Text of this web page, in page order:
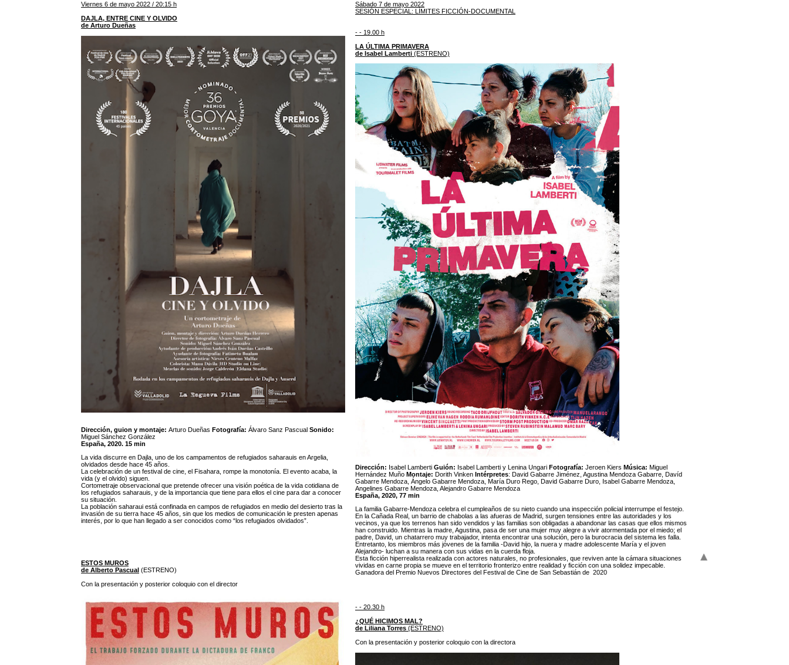
Viernes 6 de mayo 2022 / 20:15 h
DAJLA, ENTRE CINE Y OLVIDO
de Arturo Dueñas
Dirección, guion y montaje: Arturo Dueñas Fotografía: Álvaro Sanz Pascual Sonido:
Miguel Sánchez González
España, 2020. 15 min
La vida discurre en Dajla, uno de los campamentos de refugiados saharauis en Argelia,
olvidados desde hace 45 años.
La celebración de un festival de cine, el Fisahara, rompe la monotonía. El evento acaba, la
vida (y el olvido) siguen.
Cortometraje observacional que pretende ofrecer una visión poética de la vida cotidiana de
los refugiados saharauis, y de la importancia que tiene para ellos el cine para dar a conocer
su situación.
La población saharaui está confinada en campos de refugiados en medio del desierto tras la
invasión de su tierra hace 45 años, sin que los medios de comunicación le presten apenas
interés, por lo que han llegado a ser conocidos como “los refugiados olvidados”.
ESTOS MUROS
de Alberto Pascual (ESTRENO)
Con la presentación y posterior coloquio con el director
Sábado 7 de mayo 2022
SESIÓN ESPECIAL: LÍMITES FICCIÓN-DOCUMENTAL
- - 19.00 h
LA ÚLTIMA PRIMAVERA
de Isabel Lamberti (ESTRENO)
Dirección: Isabel Lamberti Guión: Isabel Lamberti y Lenina Ungari Fotografía: Jeroen Kiers Música: Miguel
Hernández Muño Montaje: Dorith Vinken Intérpretes: David Gabarre Jiménez, Agustina Mendoza Gabarre, Davíd
Gabarre Mendoza, Ángelo Gabarre Mendoza, María Duro Rego, David Gabarre Duro, Isabel Gabarre Mendoza,
Angelines Gabarre Mendoza, Alejandro Gabarre Mendoza
España, 2020, 77 min
La familia Gabarre-Mendoza celebra el cumpleaños de su nieto cuando una inspección policial interrumpe el festejo.
En la Cañada Real, un barrio de chabolas a las afueras de Madrid, surgen tensiones entre las autoridades y los
vecinos, ya que los terrenos han sido vendidos y las familias son obligadas a abandonar las casas que ellos mismos
han construido. Mientras la madre, Agustina, pasa de ser una mujer muy alegre a vivir atormentada por el miedo; el
padre, David, un chatarrero muy trabajador, intenta encontrar una solución, pero la burocracia del sistema les falla.
Entretanto, los miembros más jóvenes de la familia -David hijo, la nuera y madre adolescente María y el joven
Alejandro- luchan a su manera con sus vidas en la cuerda floja.
Esta ficción hiperrealista realizada con actores naturales, no profesionales, que reviven ante la cámara situaciones
vividas en carne propia se mueve en el territorio fronterizo entre realidad y ficción con una solidez impecable.
Ganadora del Premio Nuevos Directores del Festival de Cine de San Sebastián de 2020
- - 20.30 h
¿QUÉ HICIMOS MAL?
de Liliana Torres (ESTRENO)
Con la presentación y posterior coloquio con la directora